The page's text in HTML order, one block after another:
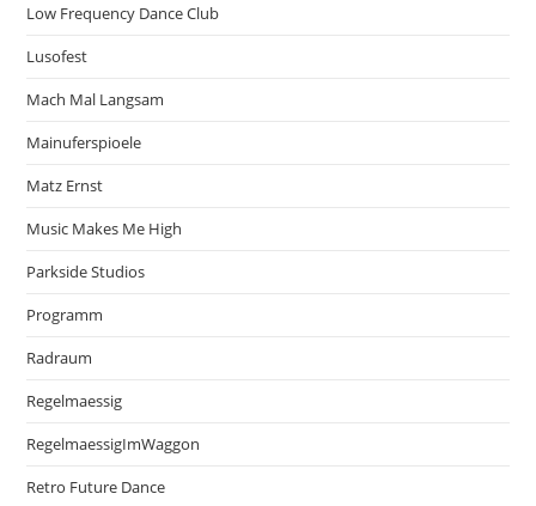
Low Frequency Dance Club
Lusofest
Mach Mal Langsam
Mainuferspioele
Matz Ernst
Music Makes Me High
Parkside Studios
Programm
Radraum
Regelmaessig
RegelmaessigImWaggon
Retro Future Dance